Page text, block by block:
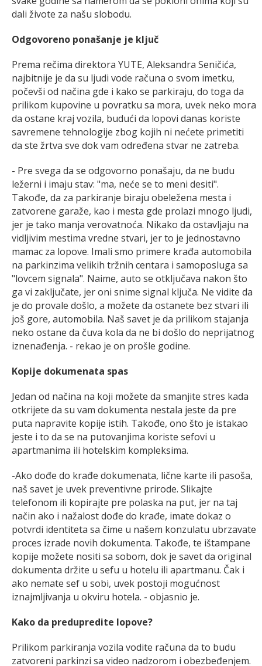
dali živote za našu slobodu.
Odgovoreno ponašanje je ključ
Prema rečima direktora YUTE, Aleksandra Seničića,
najbitnije je da su ljudi vode računa o svom imetku,
počevši od načina gde i kako se parkiraju, do toga da
prilikom kupovine u povratku sa mora, uvek neko mora
da ostane kraj vozila, budući da lopovi danas koriste
savremene tehnologije zbog kojih ni nećete primetiti
da ste žrtva sve dok vam određena stvar ne zatreba.
- Pre svega da se odgovorno ponašaju, da ne budu
ležerni i imaju stav: "ma, neće se to meni desiti".
Takođe, da za parkiranje biraju obeležena mesta i
zatvorene garaže, kao i mesta gde prolazi mnogo ljudi,
jer je tako manja verovatnoća. Nikako da ostavljaju na
vidljivim mestima vredne stvari, jer to je jednostavno
mamac za lopove. Imali smo primere krađa automobila
na parkinzima velikih tržnih centara i samoposluga sa
"lovcem signala". Naime, auto se otključava nakon što
ga vi zaključate, jer oni snime signal ključa. Ne vidite da
je do provale došlo, a možete da ostanete bez stvari ili
još gore, automobila. Naš savet je da prilikom stajanja
neko ostane da čuva kola da ne bi došlo do neprijatnog
iznenađenja. - rekao je on prošle godine.
Kopije dokumenata spas
Jedan od načina na koji možete da smanjite stres kada
otkrijete da su vam dokumenta nestala jeste da pre
puta napravite kopije istih. Takođe, ono što je istakao
jeste i to da se na putovanjima koriste sefovi u
apartmanima ili hotelskim kompleksima.
-Ako dođe do krađe dokumenata, lične karte ili pasoša,
naš savet je uvek preventivne prirode. Slikajte
telefonom ili kopirajte pre polaska na put, jer na taj
način ako i nažalost dođe do krađe, imate dokaz o
potvrdi identiteta sa čime u našem konzulatu ubrzavate
proces izrade novih dokumenta. Takođe, te ištampane
kopije možete nositi sa sobom, dok je savet da original
dokumenta držite u sefu u hotelu ili apartmanu. Čak i
ako nemate sef u sobi, uvek postoji mogućnost
iznajmljivanja u okviru hotela. - objasnio je.
Kako da predupredite lopove?
Prilikom parkiranja vozila vodite računa da to budu
zatvoreni parkinzi sa video nadzorom i obezbeđenjem.